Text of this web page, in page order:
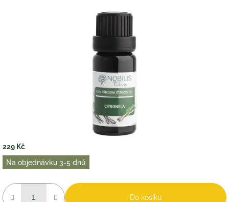
229 Kč
Měrná
cena:
Na objednávku 3-5 dnů
Do košíku